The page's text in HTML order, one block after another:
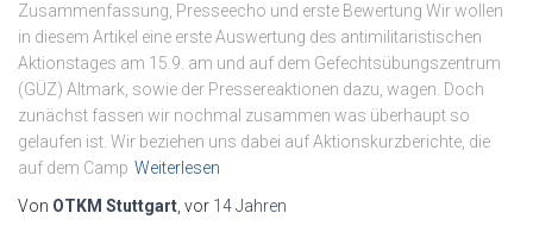
Zusammenfassung, Presseecho und erste Bewertung Wir wollen
in diesem Artikel eine erste Auswertung des antimilitaristischen
Aktionstages am 15.9. am und auf dem Gefechtsübungszentrum
(GÜZ) Altmark, sowie der Pressereaktionen dazu, wagen. Doch
zunächst fassen wir nochmal zusammen was überhaupt so
gelaufen ist. Wir beziehen uns dabei auf Aktionskurzberichte, die
auf dem Camp Weiterlesen
Von OTKM Stuttgart, vor 14 Jahren